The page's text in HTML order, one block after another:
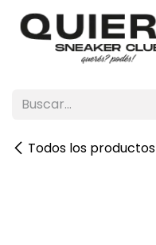
Ir al contenido
Todos los productos